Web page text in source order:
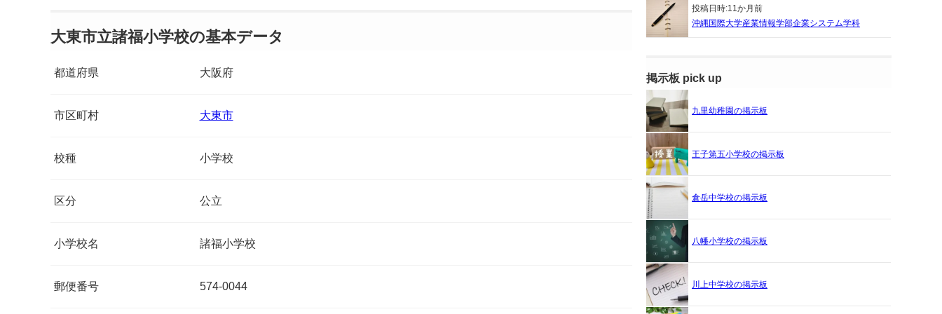
大東市立諸福小学校の基本データ
都道府県 大阪府
市区町村 大東市
校種 小学校
区分 公立
小学校名 諸福小学校
郵便番号 574-0044
投稿日時:11か月前
沖縄国際大学産業情報学部企業システム学科
掲示板 pick up
九里幼稚園の掲示板
王子第五小学校の掲示板
倉岳中学校の掲示板
八幡小学校の掲示板
川上中学校の掲示板